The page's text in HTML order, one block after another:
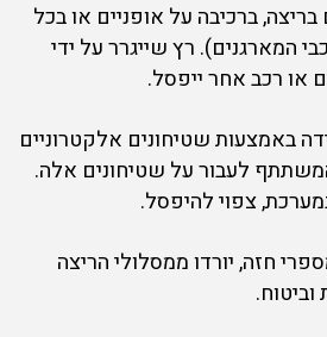
בריצה, ברכיבה על אופניים או בכל
המארגנים). רץ שייגרר על ידי
או רכב אחר ייפסל.
באמצעות שטיחונים אלקטרוניים
המשתתף לעבור על שטיחונים אלה.
צפוי להיפסל.
חזה, יורדו ממסלולי הריצה